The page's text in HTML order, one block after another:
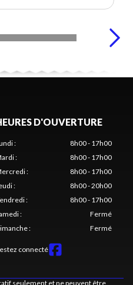
D'OUVERTURE
:
8h00 - 17h00
:
8h00 - 17h00
:
8h00 - 17h00
:
8h00 - 20h00
:
8h00 - 17h00
:
Fermé
: Fermé
connecté
seulement et ne peuvent être